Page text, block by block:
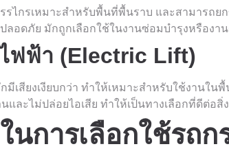
รไกรเหมาะสำหรับพื้นที่พื้นราบ และสามารถ
ลอดภัย มักถูกเลือกใช้ในงานซ่อมบำรุงหรืองา
ฟฟ้า (Electric Lift)
มีเสียงเงียบกว่า ทำให้เหมาะสำหรับใช้งานใ
และไม่ปล่อยไอเสีย ทำให้เป็นทางเลือกที่ดีต่อสิ่
นการเลือกใช้รถก